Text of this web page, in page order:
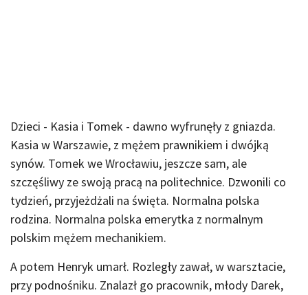
Dzieci - Kasia i Tomek - dawno wyfrunęły z gniazda.
Kasia w Warszawie, z mężem prawnikiem i dwójką
synów. Tomek we Wrocławiu, jeszcze sam, ale
szczęśliwy ze swoją pracą na politechnice. Dzwonili co
tydzień, przyjeżdżali na święta. Normalna polska
rodzina. Normalna polska emerytka z normalnym
polskim mężem mechanikiem.
A potem Henryk umarł. Rozległy zawał, w warsztacie,
przy podnośniku. Znalazł go pracownik, młody Darek,